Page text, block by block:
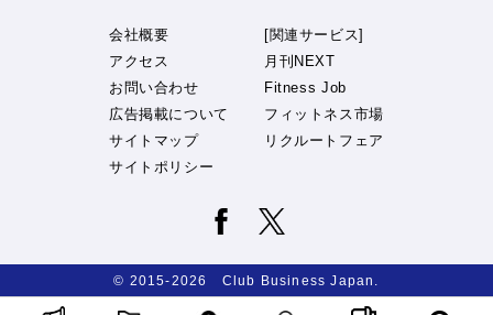
会社概要
アクセス
お問い合わせ
広告掲載について
サイトマップ
サイトポリシー
[関連サービス]
月刊NEXT
Fitness Job
フィットネス市場
リクルートフェア
© 2015-2026 Club Business Japan.